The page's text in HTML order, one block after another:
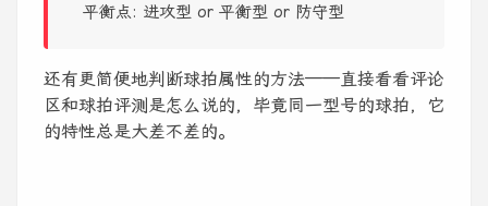
平衡点: 进攻型 or 平衡型 or 防守型
还有更简便地判断球拍属性的方法——直接看看评论
区和球拍评测是怎么说的，毕竟同一型号的球拍，它
的特性总是大差不差的。